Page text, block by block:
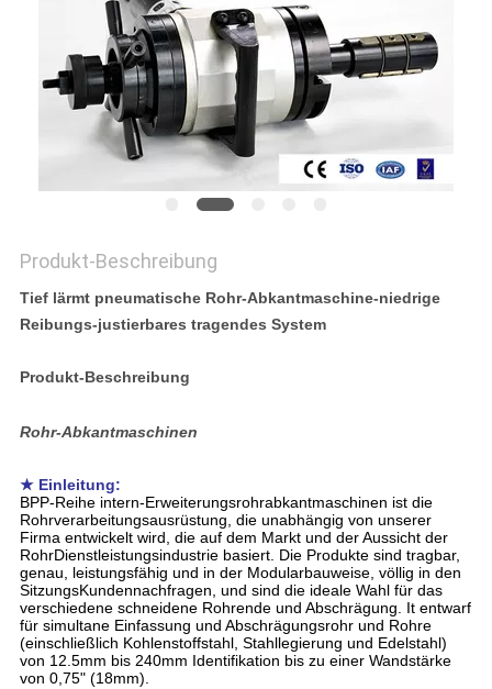
Produkt-Beschreibung
Tief lärmt pneumatische Rohr-Abkantmaschine-niedrige
Reibungs-justierbares tragendes System
Produkt-Beschreibung
Rohr-Abkantmaschinen
★ Einleitung:
BPP-Reihe intern-Erweiterungsrohrabkantmaschinen ist die
Rohrverarbeitungsausrüstung, die unabhängig von unserer
Firma entwickelt wird, die auf dem Markt und der Aussicht der
RohrDienstleistungsindustrie basiert. Die Produkte sind tragbar,
genau, leistungsfähig und in der Modularbauweise, völlig in den
SitzungsKundennachfragen, und sind die ideale Wahl für das
verschiedene schneidene Rohrende und Abschrägung. It entwarf
für simultane Einfassung und Abschrägungsrohr und Rohre
(einschließlich Kohlenstoffstahl, Stahllegierung und Edelstahl)
von 12.5mm bis 240mm Identifikation bis zu einer Wandstärke
von 0,75" (18mm).